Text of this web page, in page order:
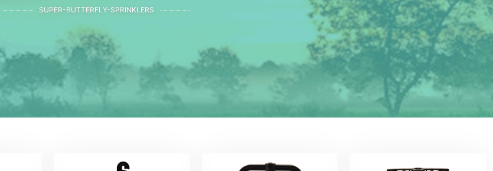
SUPER-BUTTERFLY-SPRINKLERS